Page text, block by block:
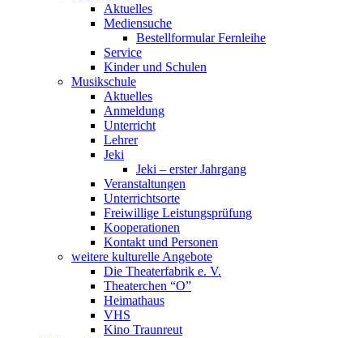
Aktuelles
Mediensuche
Bestellformular Fernleihe
Service
Kinder und Schulen
Musikschule
Aktuelles
Anmeldung
Unterricht
Lehrer
Jeki
Jeki – erster Jahrgang
Veranstaltungen
Unterrichtsorte
Freiwillige Leistungsprüfung
Kooperationen
Kontakt und Personen
weitere kulturelle Angebote
Die Theaterfabrik e. V.
Theaterchen “O”
Heimathaus
VHS
Kino Traunreut